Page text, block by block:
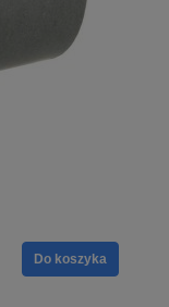
Do koszyka